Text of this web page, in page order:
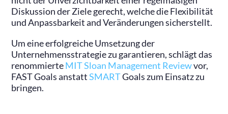
Diskussion der Ziele gerecht, welche die Flexibilität
und Anpassbarkeit and Veränderungen sicherstellt.
Um eine erfolgreiche Umsetzung der
Unternehmensstrategie zu garantieren, schlägt das
renommierteMIT Sloan Management Reviewvor,
FAST Goals anstattSMARTGoals zum Einsatz zu
bringen.